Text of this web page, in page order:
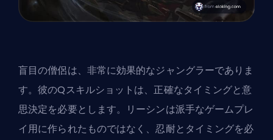
盲目の僧侶は、非常に効果的なジャングラーでありま
す。彼のQスキルショットは、正確なタイミングと意
思決定を必要とします。リーシンは派手なゲームプレ
イ用に作られたものではなく、忍耐とタイミングを必